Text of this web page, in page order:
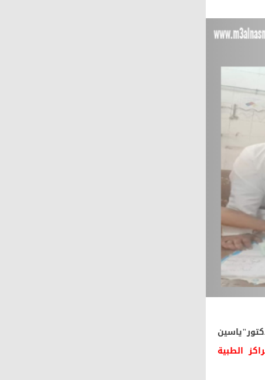
على المنظومة الإلكترونية
الطبية